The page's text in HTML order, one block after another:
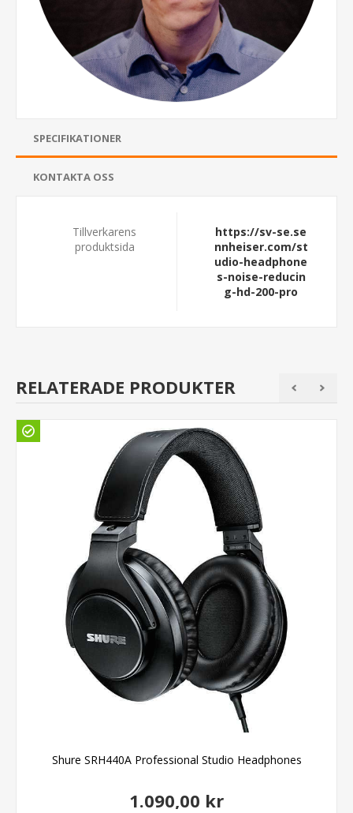
SPECIFIKATIONER
KONTAKTA OSS
Tillverkarens
produktsida
https://sv-se.se
nnheiser.com/st
udio-headphone
s-noise-reducin
g-hd-200-pro
RELATERADE PRODUKTER
Shure SRH440A Professional Studio Headphones
1.090,00 kr